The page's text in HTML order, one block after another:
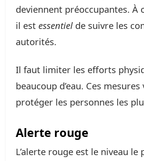
deviennent préoccupantes. À
il est essentiel de suivre les
autorités.
Il faut limiter les efforts
beaucoup d’eau. Ces mesures
protéger les personnes les
Alerte rouge
L’alerte rouge est le niveau le